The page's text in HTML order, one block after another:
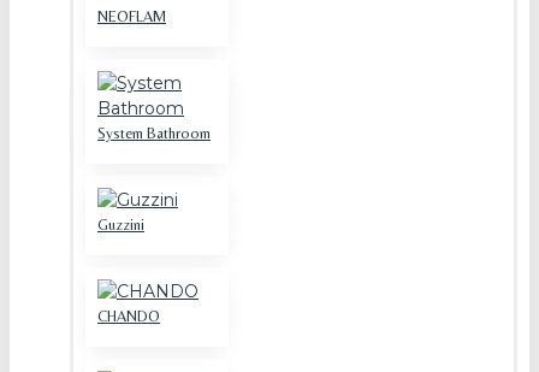
NEOFLAM
System Bathroom
Guzzini
CHANDO